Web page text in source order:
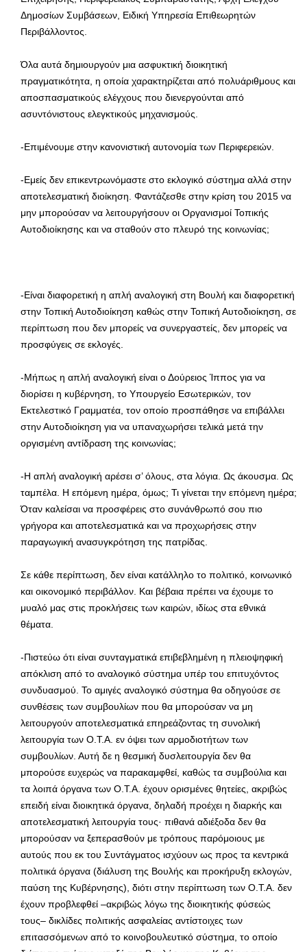
Δημοσίων Συμβάσεων, Ειδική Υπηρεσία Επιθεωρητών
Περιβάλλοντος.
Όλα αυτά δημιουργούν μια ασφυκτική διοικητική
πραγματικότητα, η οποία χαρακτηρίζεται από πολυάριθμους και
αποσπασματικούς ελέγχους που διενεργούνται από
ασυντόνιστους ελεγκτικούς μηχανισμούς.
-Επιμένουμε στην κανονιστική αυτονομία των Περιφερειών.
-Εμείς δεν επικεντρωνόμαστε στο εκλογικό σύστημα αλλά στην
αποτελεσματική διοίκηση. Φαντάζεσθε στην κρίση του 2015 να
μην μπορούσαν να λειτουργήσουν οι Οργανισμοί Τοπικής
Αυτοδιοίκησης και να σταθούν στο πλευρό της κοινωνίας;
-Είναι διαφορετική η απλή αναλογική στη Βουλή και διαφορετική
στην Τοπική Αυτοδιοίκηση καθώς στην Τοπική Αυτοδιοίκηση, σε
περίπτωση που δεν μπορείς να συνεργαστείς, δεν μπορείς να
προσφύγεις σε εκλογές.
-Μήπως η απλή αναλογική είναι ο Δούρειος Ίππος για να
διορίσει η κυβέρνηση, το Υπουργείο Εσωτερικών, τον
Εκτελεστικό Γραμματέα, τον οποίο προσπάθησε να επιβάλλει
στην Αυτοδιοίκηση για να υπαναχωρήσει τελικά μετά την
οργισμένη αντίδραση της κοινωνίας;
-Η απλή αναλογική αρέσει σ’ όλους, στα λόγια. Ως άκουσμα. Ως
ταμπέλα. Η επόμενη ημέρα, όμως; Τι γίνεται την επόμενη ημέρα;
Όταν καλείσαι να προσφέρεις στο συνάνθρωπό σου πιο
γρήγορα και αποτελεσματικά και να προχωρήσεις στην
παραγωγική ανασυγκρότηση της πατρίδας.
Σε κάθε περίπτωση, δεν είναι κατάλληλο το πολιτικό, κοινωνικό
και οικονομικό περιβάλλον. Και βέβαια πρέπει να έχουμε το
μυαλό μας στις προκλήσεις των καιρών, ιδίως στα εθνικά
θέματα.
-Πιστεύω ότι είναι συνταγματικά επιβεβλημένη η πλειοψηφική
απόκλιση από το αναλογικό σύστημα υπέρ του επιτυχόντος
συνδυασμού. Το αμιγές αναλογικό σύστημα θα οδηγούσε σε
συνθέσεις των συμβουλίων που θα μπορούσαν να μη
λειτουργούν αποτελεσματικά επηρεάζοντας τη συνολική
λειτουργία των Ο.Τ.Α. εν όψει των αρμοδιοτήτων των
συμβουλίων. Αυτή δε η θεσμική δυσλειτουργία δεν θα
μπορούσε ευχερώς να παρακαμφθεί, καθώς τα συμβούλια και
τα λοιπά όργανα των Ο.Τ.Α. έχουν ορισμένες θητείες, ακριβώς
επειδή είναι διοικητικά όργανα, δηλαδή προέχει η διαρκής και
αποτελεσματική λειτουργία τους· πιθανά αδιέξοδα δεν θα
μπορούσαν να ξεπερασθούν με τρόπους παρόμοιους με
αυτούς που εκ του Συντάγματος ισχύουν ως προς τα κεντρικά
πολιτικά όργανα (διάλυση της Βουλής και προκήρυξη εκλογών,
παύση της Κυβέρνησης), διότι στην περίπτωση των Ο.Τ.Α. δεν
έχουν προβλεφθεί –ακριβώς λόγω της διοικητικής φύσεώς
τους– δικλίδες πολιτικής ασφαλείας αντίστοιχες των
επιτασσόμενων από το κοινοβουλευτικό σύστημα, το οποίο